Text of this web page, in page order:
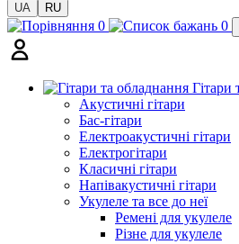
UA RU
0 0
Гітари
Акустичні гітари
Бас-гітари
Електроакустичні гітари
Електрогітари
Класичні гітари
Напівакустичні гітари
Укулеле та все до неї
Ремені для укулеле
Різне для укулеле